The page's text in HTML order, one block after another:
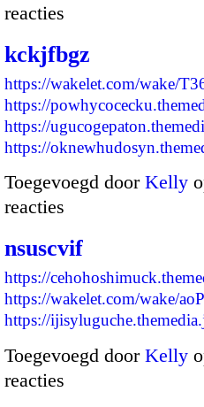
reacties
kckjfbgz
https://wakelet.com/wake/
https://
https://
https://
Toegevoegd door Kelly
reacties
nsuscvif
https://
https://wakelet.com/wake/
https://
Toegevoegd door Kelly
reacties